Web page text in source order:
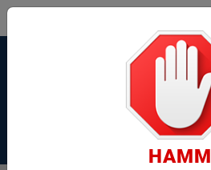
Pesquisar Notícia
HAMM